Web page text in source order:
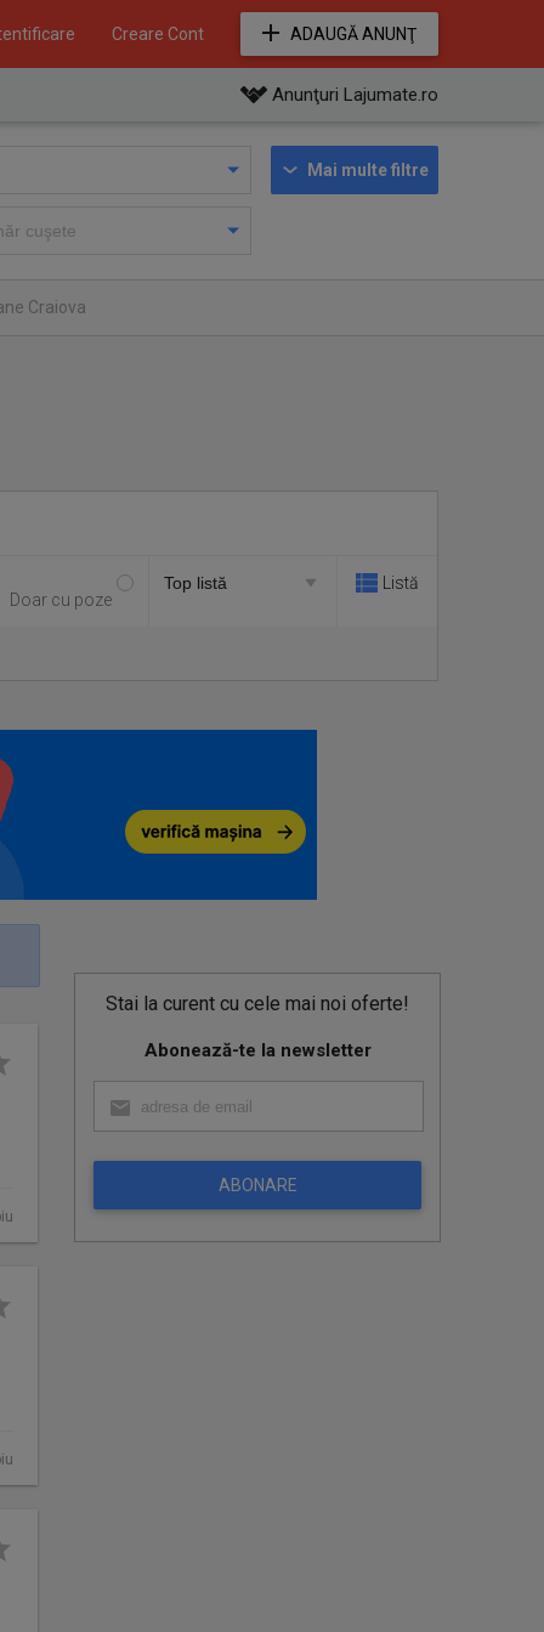
Creare Cont ADAUGĂ ANUNŢ
Anunţuri Lajumate.ro
Mai multe filtre
Craiova
Doar cu poze
Listă
Stai la curent cu cele mai noi oferte!
Abonează-te la newsletter
ABONARE